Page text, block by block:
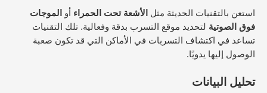
استعن بالتقنيات الحديثة مثل الأشعة تحت الحمراء أو
الموجات
فوق الصوتية لتحديد موقع التسرب بدقة وفعالية. تلك التقنيات
تساعد في اكتشاف التسربات في الأماكن التي قد تكون صعبة
الوصول إليها يدويًا.
تحليل البيانات